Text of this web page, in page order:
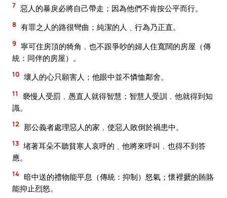
7 惡人的暴戾必將自己帶走；因為他們不肯按公平而行。
8 有罪之人的路很彎曲；純潔的人﹑行為乃正直。
9 寧可住房頂的犄角﹐也不跟爭吵的婦人住寬闊的房屋（傳
統：同伴的房屋）。
10 壞人的心只願害人；他眼中並不憐恤鄰舍。
11
褻慢人受罰﹐愚直人就得智慧；智慧人受訓﹐他就得到知
識。
12 那公義者處理惡人的家﹐使惡人敗倒於禍患中。
13 堵著耳朵不聽貧寒人哀呼的﹑他將來呼叫﹐也得不到答
應。
14 暗中送的禮物能平息（傳統：抑制）怒氣；懷裡搋的賄賂
能抑止烈怒。